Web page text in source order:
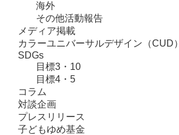
海外
その他活動報告
メディア掲載
カラーユニバーサルデザイン（CUD）
SDGs
目標3・10
目標4・5
コラム
対談企画
プレスリリース
子どもゆめ基金